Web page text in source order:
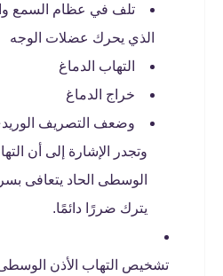
تلف في عظام السمع
الذي يحرك عضلات الوجه
التهاب الدماغ
خراج الدماغ
وضعف التصريف
وتجدر الإشارة إلى أن
الوسطى الحاد يتعافى
يترك ضررًا دائمًا.
تشخيص التهاب الأذن